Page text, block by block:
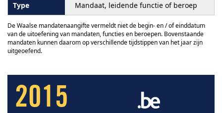
Mandaat, leidende functie of beroep
De Waalse mandatenaangifte vermeldt niet de begin- en / of einddatum
van de uitoefening van mandaten, functies en beroepen. Bovenstaande
mandaten kunnen daarom op verschillende tijdstippen van het jaar zijn
uitgeoefend.
2015